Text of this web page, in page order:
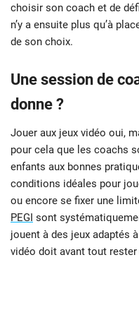
choisir son coach et de
n’y a ensuite plus qu’à
de son choix.
Une session de
donne ?
Jouer aux jeux vidéo oui,
pour cela que les coachs
enfants aux bonnes
conditions idéales pour
ou encore se fixer une
PEGI sont
jouent à des jeux adaptés
vidéo doit avant tout rester